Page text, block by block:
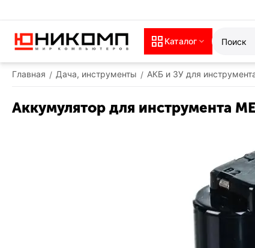
Каталог
Главная / Дача, инструменты / АКБ и ЗУ для
Аккумулятор для инструмента